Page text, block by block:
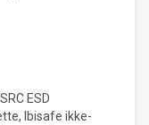
ESD
Ibisafe ikke-